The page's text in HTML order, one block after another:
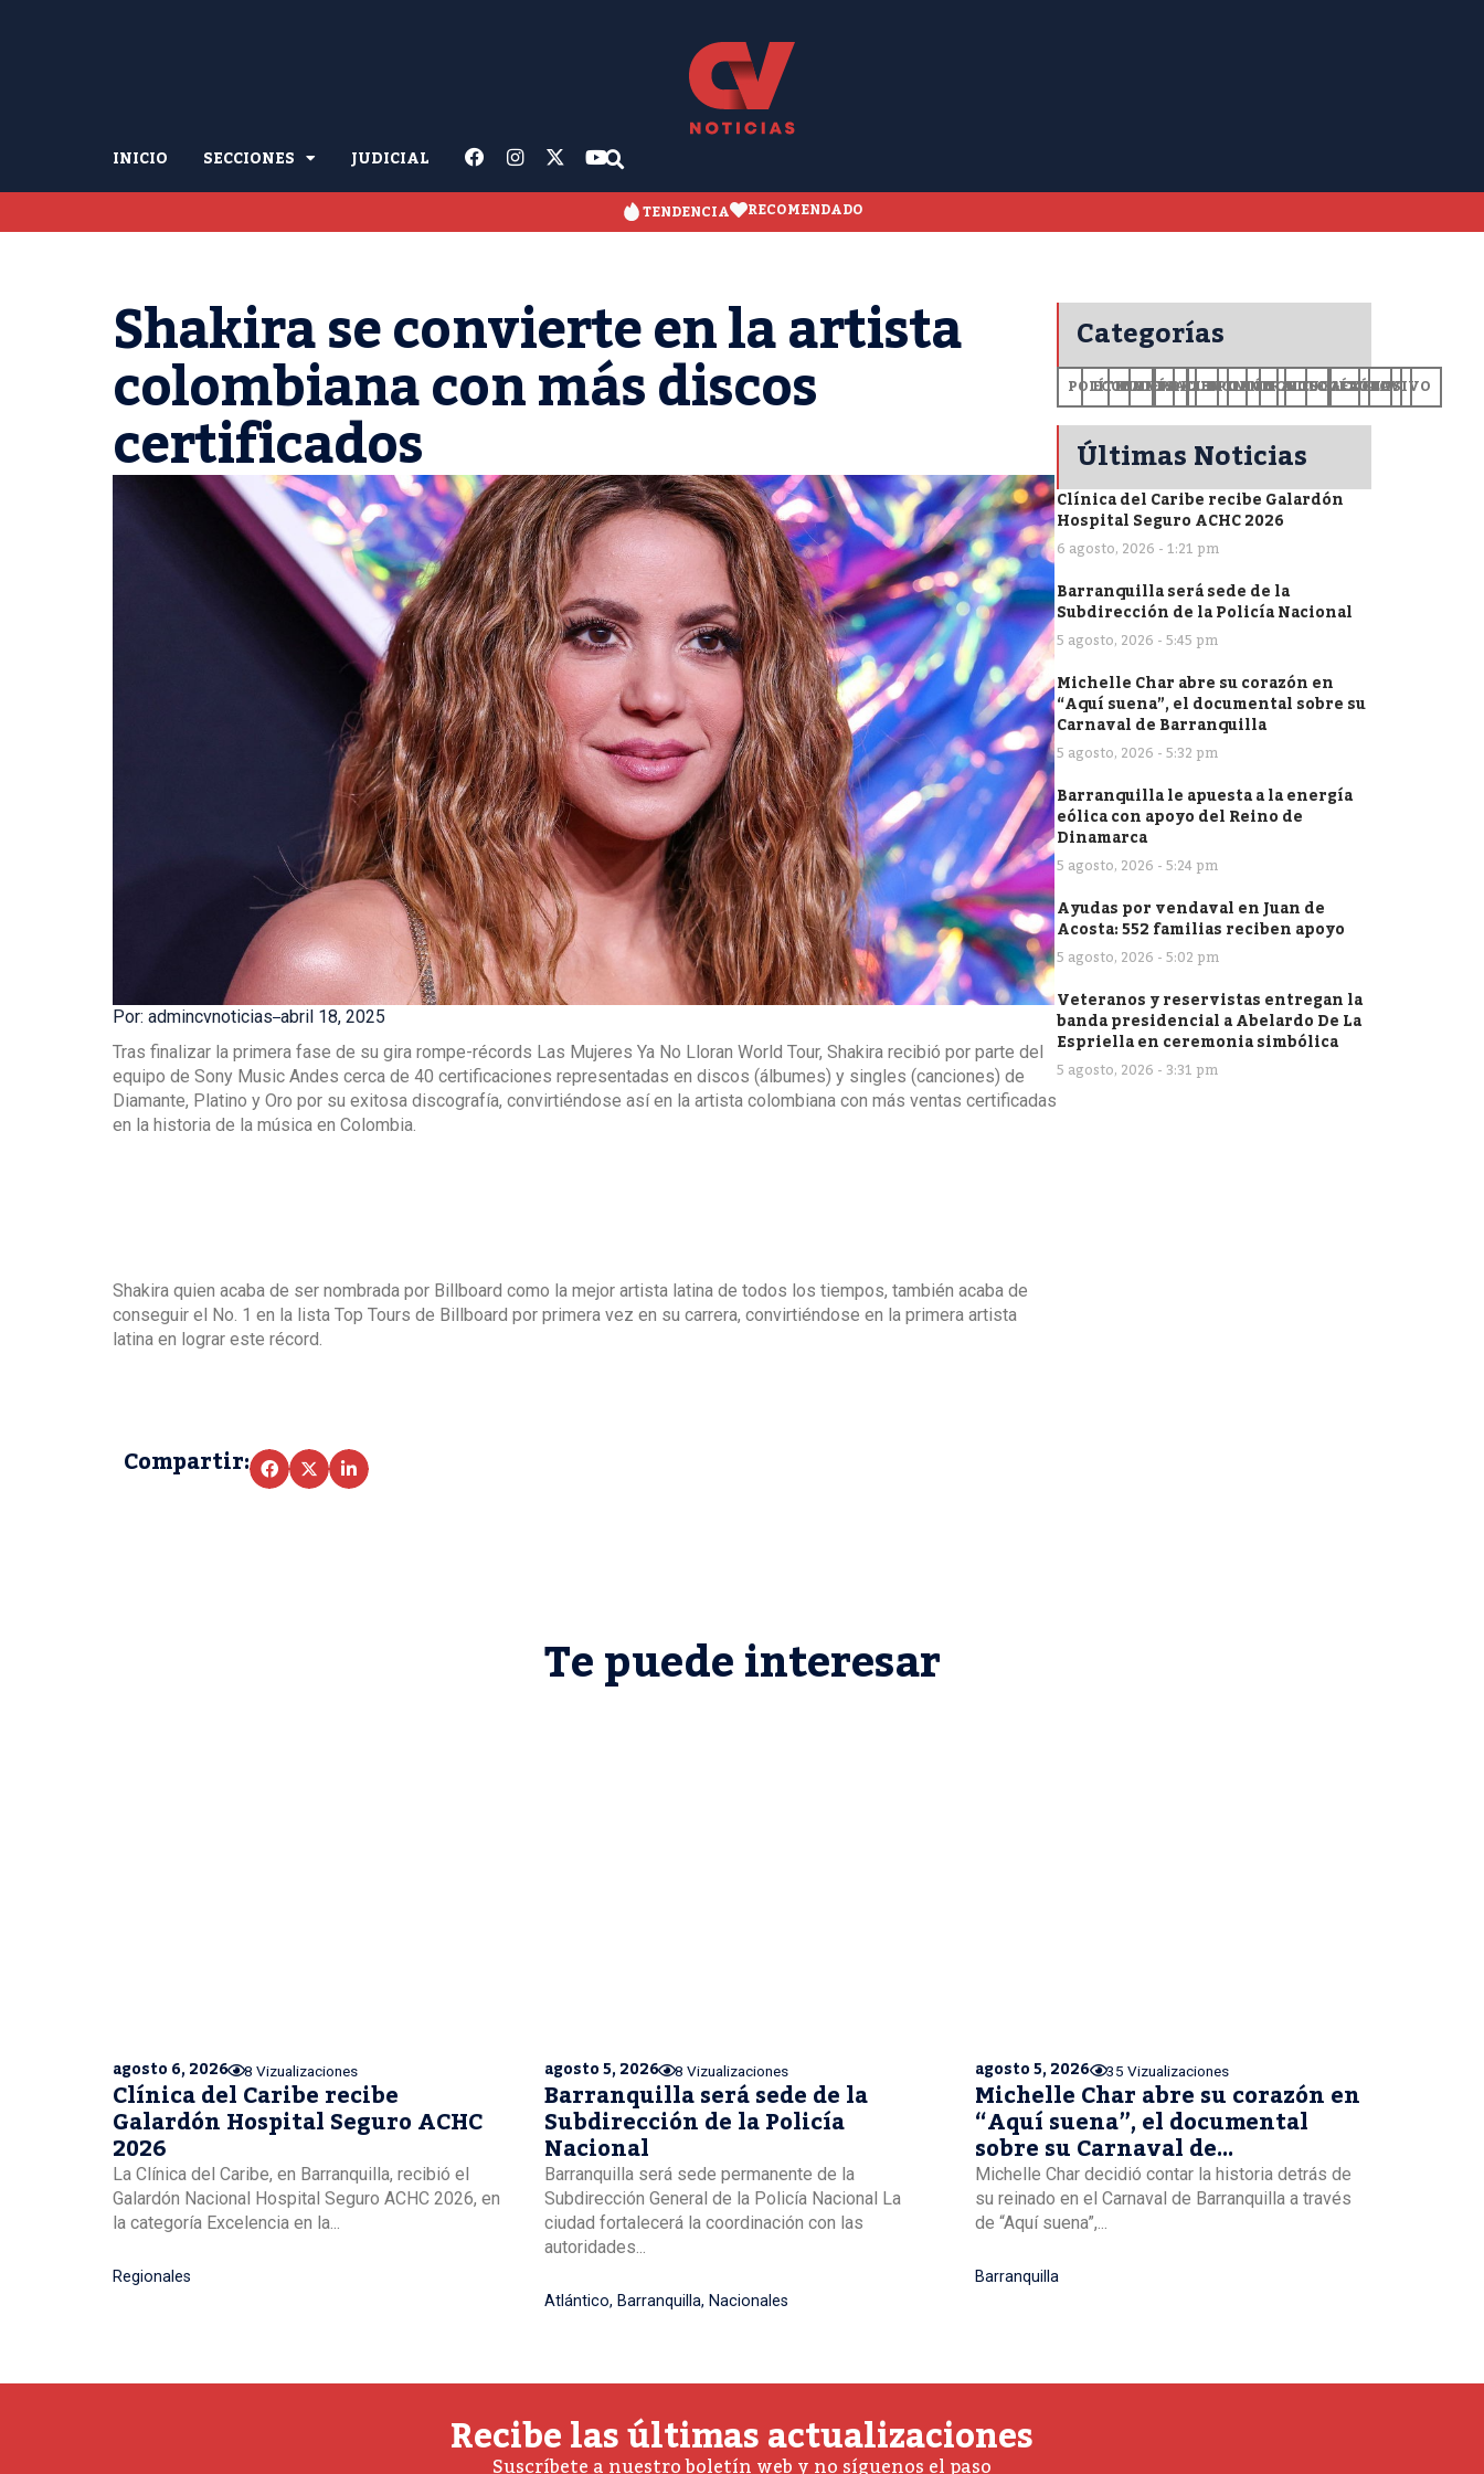
INICIO SECCIONES JUDICIAL
TENDENCIA RECOMENDADO
Shakira se convierte en la artista
colombiana con más discos
certificados
Por: admincvnoticias abril 18, 2025
Tras finalizar la primera fase de su gira rompe-récords Las Mujeres Ya No Lloran World Tour, Shakira recibió por parte del
equipo de Sony Music Andes cerca de 40 certificaciones representadas en discos (álbumes) y singles (canciones) de
Diamante, Platino y Oro por su exitosa discografía, convirtiéndose así en la artista colombiana con más ventas certificadas
en la historia de la música en Colombia.
Shakira quien acaba de ser nombrada por Billboard como la mejor artista latina de todos los tiempos, también acaba de
conseguir el No. 1 en la lista Top Tours de Billboard por primera vez en su carrera, convirtiéndose en la primera artista
latina en lograr este récord.
Compartir:
Categorías
POLÍTICA
ECONOMÍA
MUNDO
DEPORTES
SALUD
CIENCIA
OPINIÓN
GENERALES
TECNOLOGÍA
EDUCACIÓN
CULTURA
EXCLUSIVO
+CV
Últimas Noticias
Clínica del Caribe recibe Galardón
Hospital Seguro ACHC 2026
6 agosto, 2026 - 1:21 pm
Barranquilla será sede de la
Subdirección de la Policía Nacional
5 agosto, 2026 - 5:45 pm
Michelle Char abre su corazón en
“Aquí suena”, el documental sobre su
Carnaval de Barranquilla
5 agosto, 2026 - 5:32 pm
Barranquilla le apuesta a la energía
eólica con apoyo del Reino de
Dinamarca
5 agosto, 2026 - 5:24 pm
Ayudas por vendaval en Juan de
Acosta: 552 familias reciben apoyo
5 agosto, 2026 - 5:02 pm
Veteranos y reservistas entregan la
banda presidencial a Abelardo De La
Espriella en ceremonia simbólica
5 agosto, 2026 - 3:31 pm
Te puede interesar
agosto 6, 2026 8 Vizualizaciones
Clínica del Caribe recibe
Galardón Hospital Seguro ACHC
2026
La Clínica del Caribe, en Barranquilla, recibió el
Galardón Nacional Hospital Seguro ACHC 2026, en
la categoría Excelencia en la...
Regionales
agosto 5, 2026 8 Vizualizaciones
Barranquilla será sede de la
Subdirección de la Policía
Nacional
Barranquilla será sede permanente de la
Subdirección General de la Policía Nacional La
ciudad fortalecerá la coordinación con las
autoridades...
Atlántico, Barranquilla, Nacionales
agosto 5, 2026 35 Vizualizaciones
Michelle Char abre su corazón en
“Aquí suena”, el documental
sobre su Carnaval de
Barranquilla
Michelle Char decidió contar la historia detrás de
su reinado en el Carnaval de Barranquilla a través
de “Aquí suena”,...
Barranquilla
Recibe las últimas actualizaciones